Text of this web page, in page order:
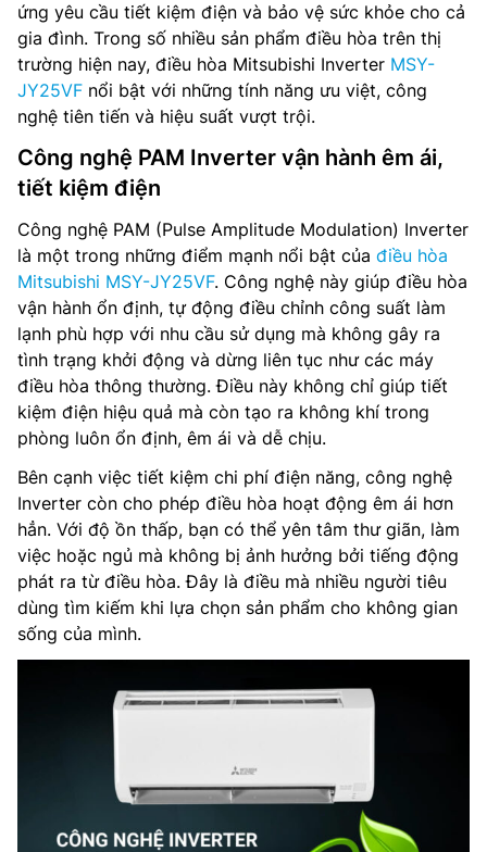
ứng yêu cầu tiết kiệm điện và bảo vệ sức khỏe cho cả
gia đình. Trong số nhiều sản phẩm điều hòa trên thị
trường hiện nay, điều hòa Mitsubishi Inverter MSY-
JY25VF nổi bật với những tính năng ưu việt, công
nghệ tiên tiến và hiệu suất vượt trội.
Công nghệ PAM Inverter vận hành êm ái,
tiết kiệm điện
Công nghệ PAM (Pulse Amplitude Modulation) Inverter
là một trong những điểm mạnh nổi bật của điều hòa
Mitsubishi MSY-JY25VF. Công nghệ này giúp điều hòa
vận hành ổn định, tự động điều chỉnh công suất làm
lạnh phù hợp với nhu cầu sử dụng mà không gây ra
tình trạng khởi động và dừng liên tục như các máy
điều hòa thông thường. Điều này không chỉ giúp tiết
kiệm điện hiệu quả mà còn tạo ra không khí trong
phòng luôn ổn định, êm ái và dễ chịu.
Bên cạnh việc tiết kiệm chi phí điện năng, công nghệ
Inverter còn cho phép điều hòa hoạt động êm ái hơn
hẳn. Với độ ồn thấp, bạn có thể yên tâm thư giãn, làm
việc hoặc ngủ mà không bị ảnh hưởng bởi tiếng động
phát ra từ điều hòa. Đây là điều mà nhiều người tiêu
dùng tìm kiếm khi lựa chọn sản phẩm cho không gian
sống của mình.